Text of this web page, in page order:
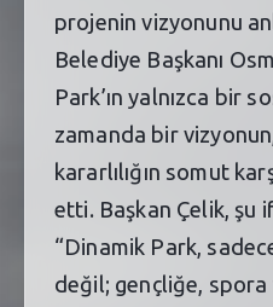
projenin vizyonunu
Belediye Başkanı
Park’ın yalnızca bir
zamanda bir
kararlılığın somut
etti. Başkan Çelik, şu
“Dinamik Park,
değil; gençliğe, spora